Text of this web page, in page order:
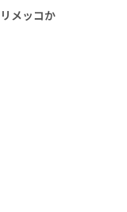
メッコか